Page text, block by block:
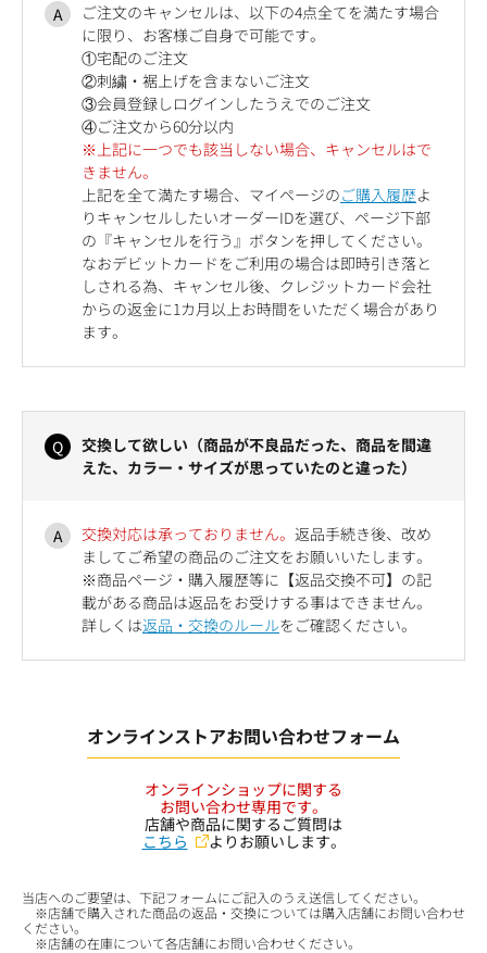
ご注文のキャンセルは、以下の4点全てを満たす場合
に限り、お客様ご自身で可能です。
①宅配のご注文
②刺繍・裾上げを含まないご注文
③会員登録しログインしたうえでのご注文
④ご注文から60分以内
※上記に一つでも該当しない場合、キャンセルはで
きません。
上記を全て満たす場合、マイページのご購入履歴よ
りキャンセルしたいオーダーIDを選び、ページ下部
の『キャンセルを行う』ボタンを押してください。
なおデビットカードをご利用の場合は即時引き落と
しされる為、キャンセル後、クレジットカード会社
からの返金に1カ月以上お時間をいただく場合があり
ます。
交換して欲しい（商品が不良品だった、商品を間違
えた、カラー・サイズが思っていたのと違った）
交換対応は承っておりません。 返品手続き後、改め
ましてご希望の商品のご注文をお願いいたします。
※商品ページ・購入履歴等に【返品交換不可】の記
載がある商品は返品をお受けする事はできません。
詳しくは返品・交換のルールをご確認ください。
オンラインストアお問い合わせフォーム
オンラインショップに関する
お問い合わせ専用です。
店舗や商品に関するご質問は
こちら
よりお願いします。
当店へのご要望は、下記フォームにご記入のうえ送信してください。
※店舗で購入された商品の返品・交換については購入店舗にお問い合わせ
ください。
※店舗の在庫について各店舗にお問い合わせください。